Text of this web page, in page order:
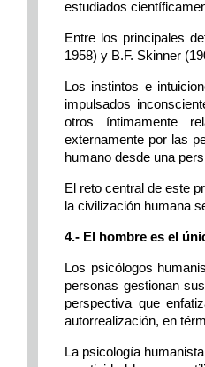
estudiados
Entre los principales
1958) y B.F. Skinner
Los instintos e
impulsados
otros íntimamente
externamente por las
humano desde una
El reto central de este
la civilización humana
4.- El hombre es el
Los psicólogos
personas gestionan
perspectiva que
autorrealización, en
La psicología